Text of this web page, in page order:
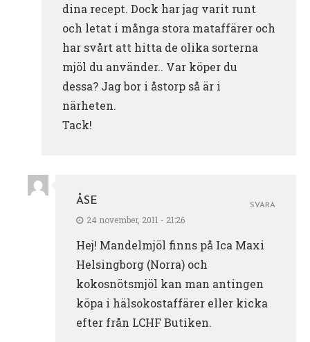
dina recept. Dock har jag varit runt
och letat i många stora mataffärer och
har svårt att hitta de olika sorterna
mjöl du använder.. Var köper du
dessa? Jag bor i åstorp så är i
närheten.
Tack!
ÅSE
24 november, 2011 - 21:26
Hej! Mandelmjöl finns på Ica Maxi
Helsingborg (Norra) och
kokosnötsmjöl kan man antingen
köpa i hälsokostaffärer eller kicka
efter från LCHF Butiken.
SVARA